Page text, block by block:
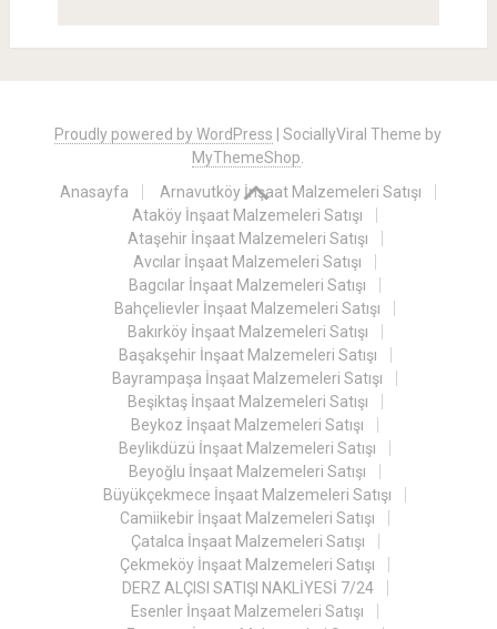
Proudly powered by WordPress |SociallyViral Theme by
MyThemeShop
Anasayfa
Arnavutköy İnşaat Malzemeleri Satışı
Ataköy İnşaat Malzemeleri Satışı
Ataşehir İnşaat Malzemeleri Satışı
Avcılar İnşaat Malzemeleri Satışı
Bagcılar İnşaat Malzemeleri Satışı
Bahçelievler İnşaat Malzemeleri Satışı
Bakırköy İnşaat Malzemeleri Satışı
Başakşehir İnşaat Malzemeleri Satışı
Bayrampaşa İnşaat Malzemeleri Satışı
Beşiktaş İnşaat Malzemeleri Satışı
Beykoz İnşaat Malzemeleri Satışı
Beylikdüzü İnşaat Malzemeleri Satışı
Beyoğlu İnşaat Malzemeleri Satışı
Büyükçekmece İnşaat Malzemeleri Satışı
Camiikebir İnşaat Malzemeleri Satışı
Çatalca İnşaat Malzemeleri Satışı
Çekmeköy İnşaat Malzemeleri Satışı
DERZ ALÇISI SATIŞI NAKLİYESİ 7/24
Esenler İnşaat Malzemeleri Satışı